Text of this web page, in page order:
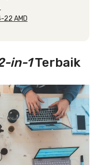
22 AMD
in-1Terbaik